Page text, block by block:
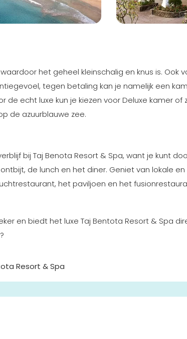
het geheel kleinschalig en knus is. Ook
tegen betaling kan je namelijk een
de echt luxe kun je kiezen voor Deluxe kamer of
de azuurblauwe zee.
bij Taj Benota Resort & Spa, want je kunt
de lunch en het diner. Geniet van lokale
het paviljoen en het
en biedt het luxe Taj Bentota Resort & Spa
Resort & Spa